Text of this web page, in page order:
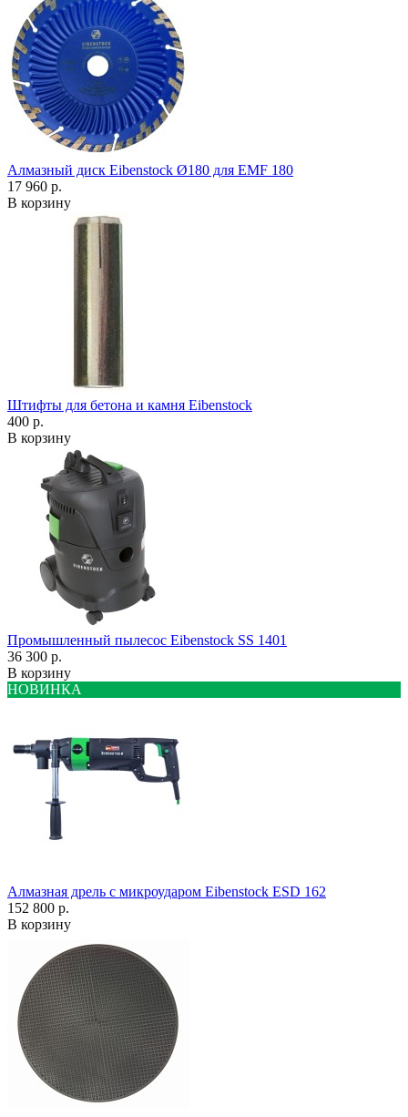
Алмазный диск Eibenstock Ø180 для EMF 180
17 960 р.
В корзину
Штифты для бетона и камня Eibenstock
400 р.
В корзину
Промышленный пылесос Eibenstock SS 1401
36 300 р.
В корзину
НОВИНКА
Алмазная дрель с микроударом Eibenstock ESD 162
152 800 р.
В корзину